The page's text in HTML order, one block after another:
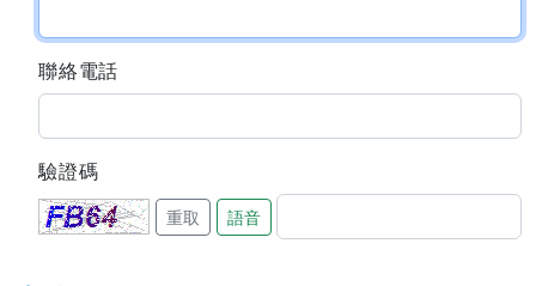
聯絡電話
驗證碼
重取 語音